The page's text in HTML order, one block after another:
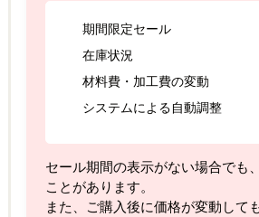
期間限定セール
在庫状況
材料費・加工費の変動
システムによる自動調整
セール期間の表示がない場合でも
ことがあります。
また、ご購入後に価格が変動して